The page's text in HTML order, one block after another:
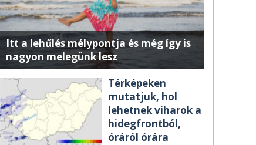
Itt a lehűlés mélypontja és még így is
nagyon melegünk lesz
Térképeken
mutatjuk, hol
lehetnek viharok a
hidegfrontból,
óráról órára